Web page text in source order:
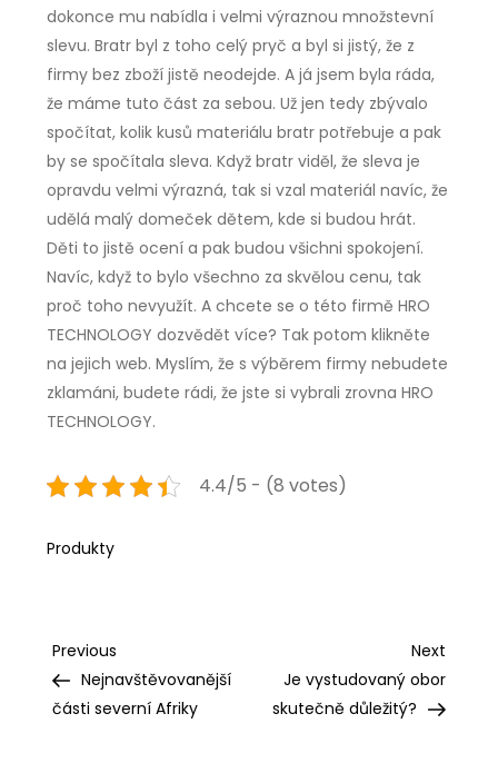
dokonce mu nabídla i velmi výraznou množstevní
slevu. Bratr byl z toho celý pryč a byl si jistý, že z
firmy bez zboží jistě neodejde. A já jsem byla ráda,
že máme tuto část za sebou. Už jen tedy zbývalo
spočítat, kolik kusů materiálu bratr potřebuje a pak
by se spočítala sleva. Když bratr viděl, že sleva je
opravdu velmi výrazná, tak si vzal materiál navíc, že
udělá malý domeček dětem, kde si budou hrát.
Děti to jistě ocení a pak budou všichni spokojení.
Navíc, když to bylo všechno za skvělou cenu, tak
proč toho nevyužít. A chcete se o této firmě HRO
TECHNOLOGY dozvědět více? Tak potom klikněte
na jejich web. Myslím, že s výběrem firmy nebudete
zklamáni, budete rádi, že jste si vybrali zrovna HRO
TECHNOLOGY.
4.4/5 - (8 votes)
Produkty
Navigace
pro
Previous
Post
Previous
Nejnavštěvovanější
části severní Afriky
Next
Post
Next
Je vystudovaný obor
skutečně důležitý?